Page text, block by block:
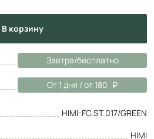
в корзину
Завтра/бесплатно
От 1 дня / от 180
HIMI-FC.ST.017/GREEN
HIMI